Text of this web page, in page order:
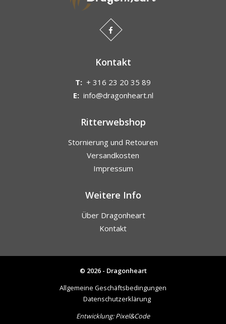
Kontakt
T: + 316 23 20 35 89
E: info@dragonheart.nl
Ritterwebshop
Stornierung und Retouren
Versandkosten
Impressum
Weitere Info
Über Dragonheart
Kontakt
© 2026 - Dragonheart
Allgemeine Geschäftsbedingungen
Datenschutzerklärung
Entwicklung:Pixel&Code